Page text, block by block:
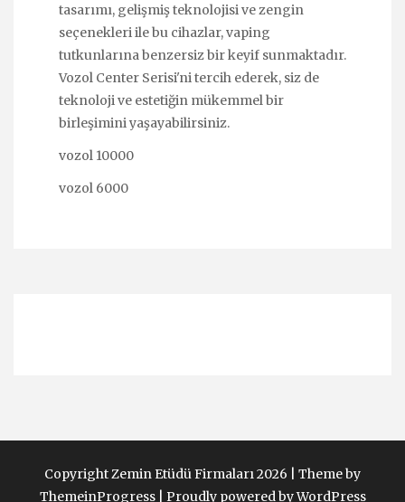
tasarımı, gelişmiş teknolojisi ve zengin
seçenekleri ile bu cihazlar, vaping
tutkunlarına benzersiz bir keyif sunmaktadır.
Vozol Center Serisi'ni tercih ederek, siz de
teknoloji ve estetiğin mükemmel bir
birleşimini yaşayabilirsiniz.
vozol 10000
vozol 6000
Copyright Zemin Etüdü Firmaları 2026 | Theme by
ThemeinProgress| Proudly powered by WordPress